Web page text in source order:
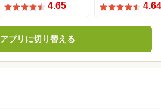
4.65 4.64
アプリに切り替える